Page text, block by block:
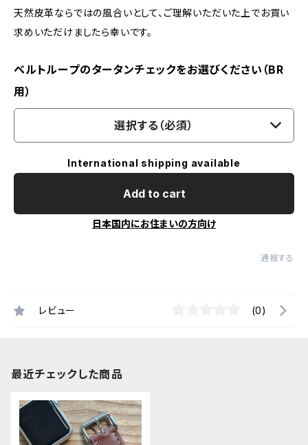
天然皮革ならではの風合いとして、ご理解いただいた上でお買い
求めいただけましたら幸いです。
ベルトループのタータンチェックをお選びください（BR
用）
選択する（必須）
International shipping available
Add to cart
日本国内にお住まいの方向け
通報する
レビュー (0)
最近チェックした商品